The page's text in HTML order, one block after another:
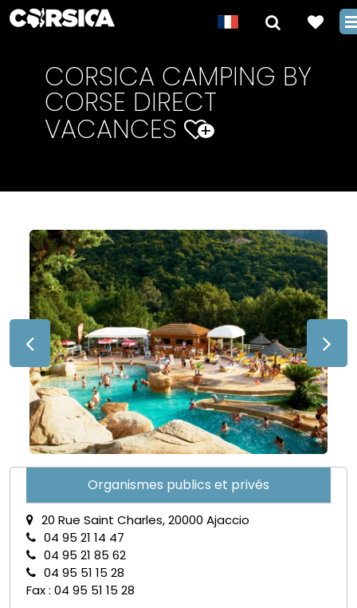
CORSICA CAMPING BY
CORSE DIRECT
VACANCES +
Organismes publics et privés
20 Rue Saint Charles, 20000 Ajaccio
04 95 21 14 47
04 95 21 85 62
04 95 51 15 28
Fax : 04 95 51 15 28